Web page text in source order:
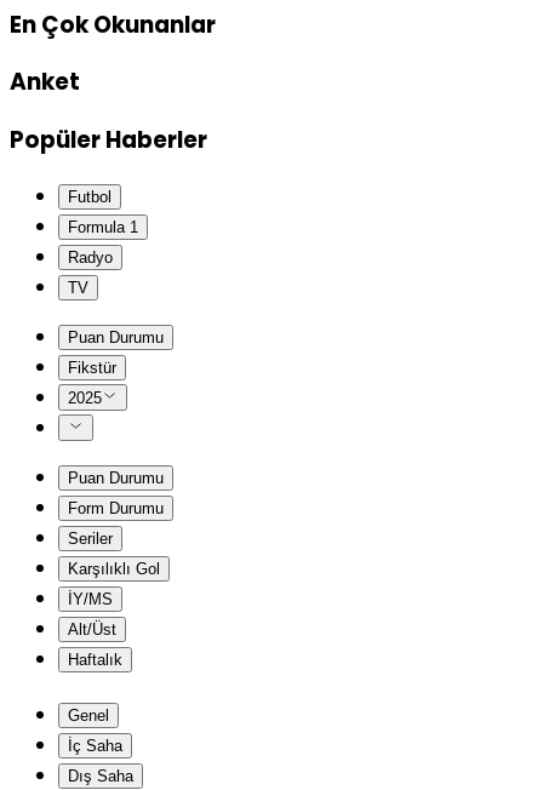
En Çok Okunanlar
Anket
Popüler Haberler
Futbol
Formula 1
Radyo
TV
Puan Durumu
Fikstür
2025
Puan Durumu
Form Durumu
Seriler
Karşılıklı Gol
İY/MS
Alt/Üst
Haftalık
Genel
İç Saha
Dış Saha